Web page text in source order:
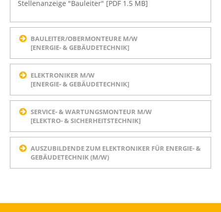
Stellenanzeige "Bauleiter" [PDF 1.5 MB]
BAULEITER/OBERMONTEURE M/W
[ENERGIE- & GEBÄUDETECHNIK]
ELEKTRONIKER M/W
[ENERGIE- & GEBÄUDETECHNIK]
SERVICE- & WARTUNGSMONTEUR M/W
[ELEKTRO- & SICHERHEITSTECHNIK]
AUSZUBILDENDE ZUM ELEKTRONIKER FÜR ENERGIE- &
GEBÄUDETECHNIK (M/W)